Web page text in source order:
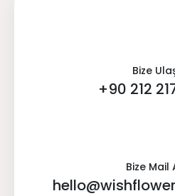
Bize
+90 212
Bize Mail